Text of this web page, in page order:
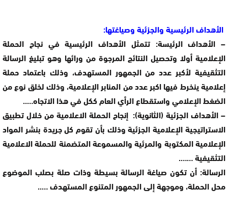
الأهداف الرئيسية والجزئية وصياغتها:
– الأهداف الرئيسة: تتمثل الأهداف الرئيسية في نجاح الحملة
الإعلامية أولا وتحصيل النتائج المرجوة من ورائها وهو تبليغ الرسالة
التثقيفية لأكبر عدد من الجمهور المستهدف، وذلك باعتماد حملة
إعلامية ينخرط فيها اكبر عدد من المنابر الإعلامية، وذلك لخلق نوع من
الضغط الإعلامي واستقطاع الرأي العام ككل في هذا الاتجاه…..
– الأهداف الجزئية (الثانوية): إنجاح الحملة الاعلامية من خلال تطبيق
الاستراتيجية الإعلامية الجزئية وذلك بأن تقوم كل جريدة بنشر المواد
الإعلامية المكتوبة والمرئية والمسموعة المتضمنة للحملة الاعلامية
التثقيفية …….
الرسالة: أن تكون صياغة الرسالة بسيطة وذات صلة بصلب الموضوع
محل الحملة، وموجهة إلى الجمهور المتنوع المستهدف …..